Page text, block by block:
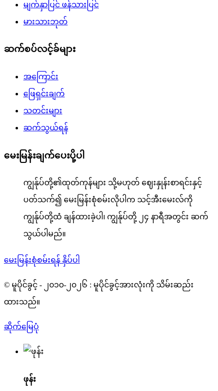
မျက်နှာပြင် ဖန်သားပြင်
မားသားဘုတ်
ဆက်စပ်လင့်ခ်များ
အကြောင်း
ဖြေရှင်းချက်
သတင်းများ
ဆက်သွယ်ရန်
မေးမြန်းချက်ပေးပို့ပါ
ကျွန်ုပ်တို့၏ထုတ်ကုန်များ သို့မဟုတ် ဈေးနှုန်းစာရင်းနှင့်
ပတ်သက်၍ မေးမြန်းစုံစမ်းလိုပါက သင့်အီးမေးလ်ကို
ကျွန်ုပ်တို့ထံ ချန်ထားခဲ့ပါ၊ ကျွန်ုပ်တို့ ၂၄ နာရီအတွင်း ဆက်
သွယ်ပါမည်။
မေးမြန်းစုံစမ်းရန် နှိပ်ပါ
© မူပိုင်ခွင့် - ၂၀၁၀-၂၀၂၆ : မူပိုင်ခွင့်အားလုံးကို သိမ်းဆည်း
ထားသည်။
ဆိုက်မြေပုံ
ဖုန်း